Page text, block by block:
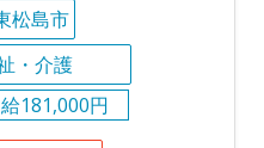
松島市
・介護
181,000円